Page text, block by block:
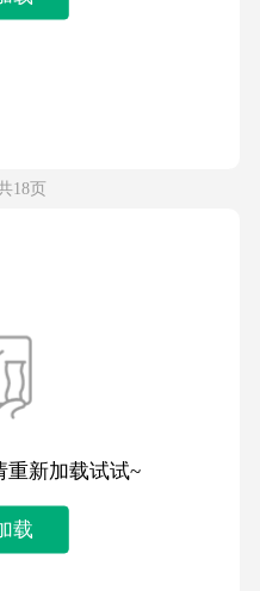
18页
重新加载试试~
载